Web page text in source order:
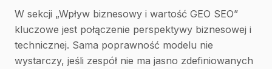
W sekcji „Wpływ biznesowy i wartość GEO SEO”
kluczowe jest połączenie perspektywy biznesowej i
technicznej. Sama poprawność modelu nie
wystarczy, jeśli zespół nie ma jasno zdefiniowanych